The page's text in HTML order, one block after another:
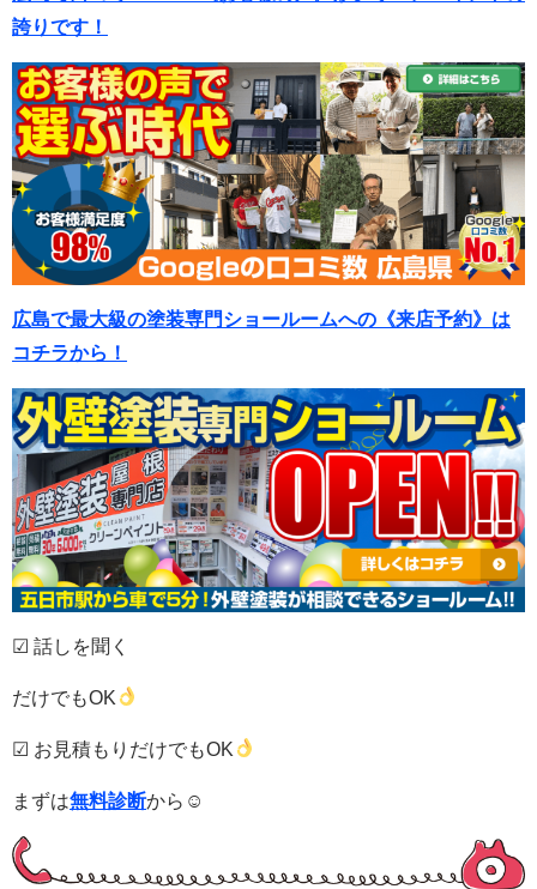
誇りです！
広島で最大級の塗装専門ショールームへの《来店予約》は
コチラから！
☑ 話しを聞く
だけでもOK
☑ お見積もりだけでもOK
まずは無料診断から☺